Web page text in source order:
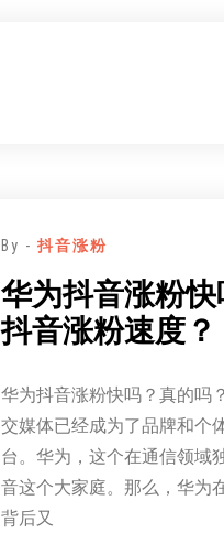
By - 抖音涨粉
华为抖音涨粉
抖音涨粉速度？
华为抖音涨粉快吗？真的吗
交媒体已经成为了品牌和个
台。华为，这个在通信领域
音这个大家庭。那么，华为
背后又